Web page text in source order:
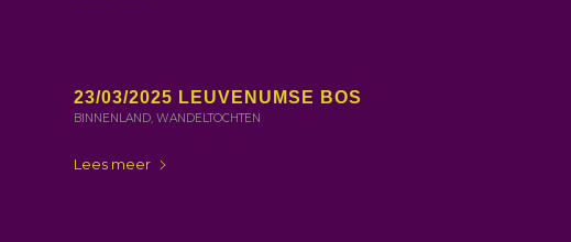
23/03/2025 LEUVENUMSE BOS
BINNENLAND, WANDELTOCHTEN
Lees meer